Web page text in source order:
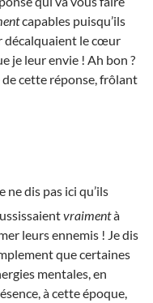
capables puisqu’ils
décalquaient le cœur
je leur envie ! Ah bon ?
cette réponse, frôlant
e ne dis pas ici qu’ils
vraimentà
leurs ennemis ! Je dis
que certaines
mentales, en
à cette époque,